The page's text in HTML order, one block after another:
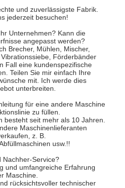
und zuverlässigste Fabrik.
jederzeit besuchen!
Unternehmen? Kann die
angepasst werden?
Brecher, Mühlen, Mischer,
Förderbänder
Fall eine kundenspezifische
Teilen Sie mir einfach Ihre
mit. Ich werde dies
unterbreiten.
für eine andere Maschine
zu füllen.
besteht seit mehr als 10 Jahren.
Maschinenlieferanten
z. B.
usw.!!
Nachher-Service?
und umfangreiche Erfahrung
Maschine.
rücksichtsvoller technischer